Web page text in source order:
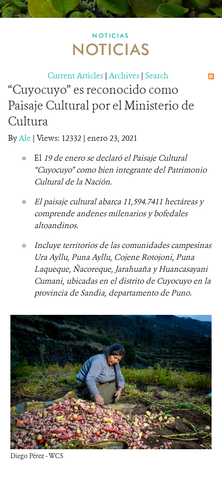
MECANISMO DE ATENCIÓN DE QUEJAS Y RECLAMOS
DONA
NOTICIAS
NOTICIAS
Current Articles | Archives | Search
“Cuyocuyo” es reconocido como
Paisaje Cultural por el Ministerio de
Cultura
ByAle | Views: 12332 | enero 23, 2021
El 19 de enero se declaró el Paisaje Cultural
“Cuyocuyo” como bien integrante del Patrimonio
Cultural de la Nación.
El paisaje cultural abarca 11,594.7411 hectáreas y
comprende andenes milenarios y bofedales
altoandinos.
Incluye territorios de las comunidades campesinas
Ura Ayllu, Puna Ayllu, Cojene Rotojoni, Puna
Laqueque, Ñacoreque, Jarahuaña y Huancasayani
Cumani, ubicadas en el distrito de Cuyocuyoen la
provincia de Sandia, departamento de Puno.
Diego Pérez - WCS